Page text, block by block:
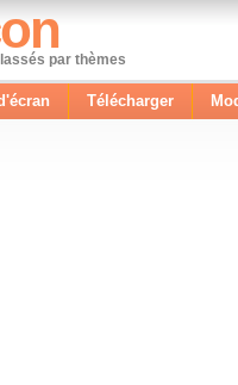
par thèmes
Télécharger